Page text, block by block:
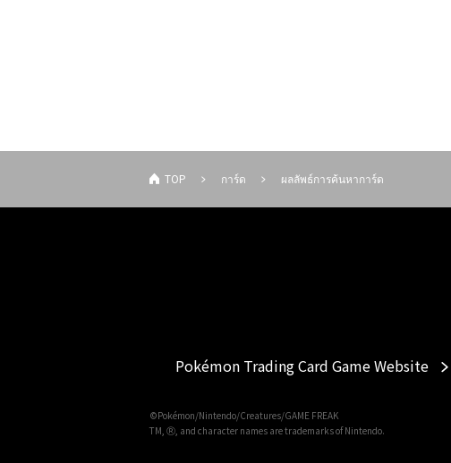
TOP การ์ด ผลลัพธ์การค้นหาการ์ด
Pokémon Trading Card Game Website
©Pokémon/Nintendo/Creatures/GAME FREAK
TM, Ⓡ, and character names are trademarks of Nintendo.